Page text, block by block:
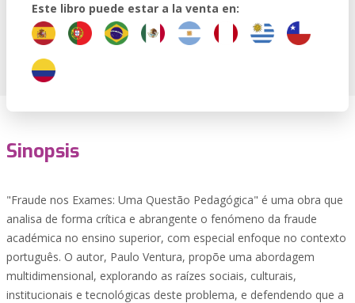
Este libro puede estar a la venta en:
Sinopsis
"Fraude nos Exames: Uma Questão Pedagógica" é uma obra que
analisa de forma crítica e abrangente o fenómeno da fraude
académica no ensino superior, com especial enfoque no contexto
português. O autor, Paulo Ventura, propõe uma abordagem
multidimensional, explorando as raízes sociais, culturais,
institucionais e tecnológicas deste problema, e defendendo que a